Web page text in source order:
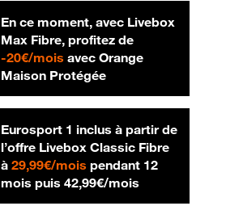
En ce moment, avec Livebox
Max Fibre, profitez de
-20€/mois20 € par mois
avec Orange
Maison Protégée
Eurosport 1 inclus à partir de
l’offre Livebox Classic Fibre
à 29,99€/mois29,99 € par mois
pendant 12
mois puis 42,99€/mois42,99 € par